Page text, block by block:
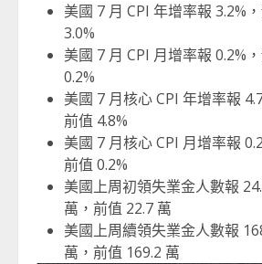
美國 7 月 CPI 年增率報 3.2%
3.0%
美國 7 月 CPI 月增率報 0.2%
0.2%
美國 7 月核心 CPI 年增率報
前值 4.8%
美國 7 月核心 CPI 月增率報
前值 0.2%
美國上周初領失業金人數報
萬，前值 22.7 萬
美國上周續領失業金人數報
萬，前值 169.2 萬